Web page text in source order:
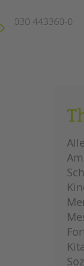
schließen
030 443360-0
Suchen